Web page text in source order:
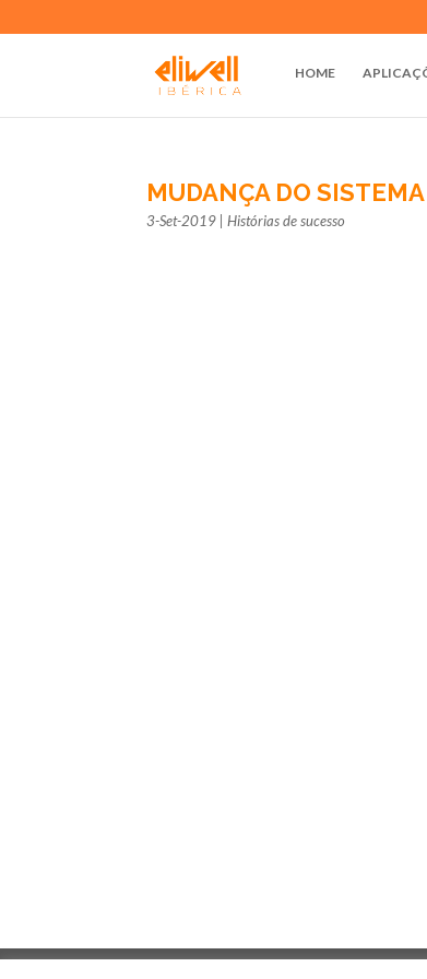
HOME
MUDANÇA DO
3-Set-2019 |Histórias de sucesso